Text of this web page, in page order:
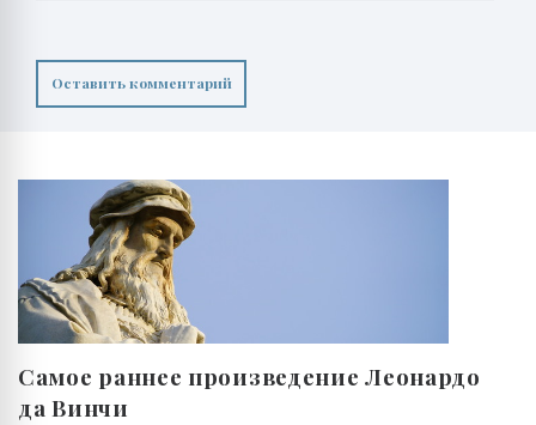
Оставить комментарий
Самое раннее произведение Леонардо
да Винчи